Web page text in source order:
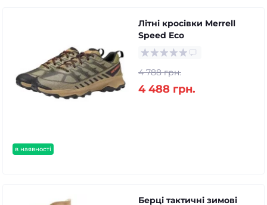
в наявності
Літні кросівки Merrell
Speed ​​Eco
4 788 грн.
4 488 грн.
Берці тактичні зимові